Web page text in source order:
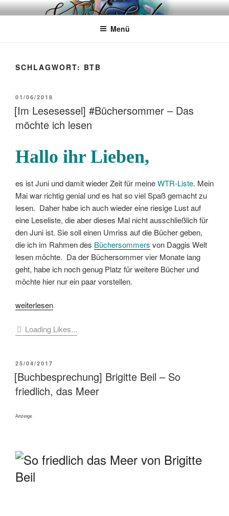
Zum
InhaltWÖRTERKATZE
Von Büchern erzählen
Menü
SCHLAGWORT: BTB
VERÖFFENTLICHT
AM
01/06/2018
[Im Lesesessel] #Büchersommer – Das
möchte ich lesen
Hallo ihr Lieben,
es ist Juni und damit wieder Zeit für meineWTR-Liste. Mein
Mai war richtig genial und es hat so viel Spaß gemacht zu
lesen. Daher habe ich auch wieder eine riesige Lust auf
eine Leseliste, die aber dieses Mal nicht ausschließlich für
den Juni ist. Sie soll einen Umriss auf die Bücher geben,
die ich im Rahmen des Büchersommers von Daggis Welt
lesen möchte. Da der Büchersommer vier Monate lang
geht, habe ich noch genug Platz für weitere Bücher und
möchte hier nur ein paar vorstellen.
„[Im
#Büchersommer
möchte
ich
lesen“
weiterlesen
Loading Likes...
VERÖFFENTLICHT
AM
25/04/2017
[Buchbesprechung] Brigitte Beil – So
friedlich, das Meer
Anzeige